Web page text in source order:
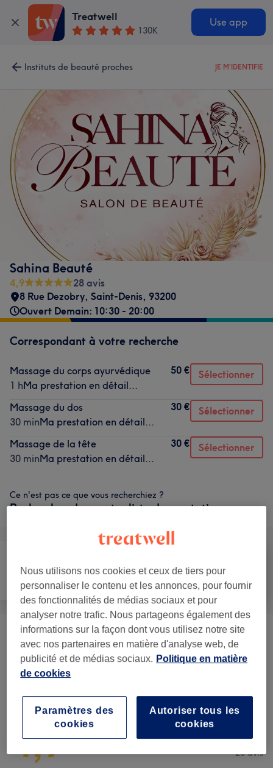
Treatwell
130K
Use app
Instituts de beauté proches JE M'IDENTIFIE
Sahina Beauté
4,9
28 avis
8 Rue Dezobry, Saint-Denis, 93200
Ouvert Demain: 10:30 - 20:00
Correspondant à votre recherche
Massage du corps ayurvédique
1 hMa prestation en détail...
50 € Sélectionner
Massage du dos
30 minMa prestation en détail...
30 € Sélectionner
Massage de la tête
30 minMa prestation en détail...
30 € Sélectionner
Ce n'est pas ce que vous recherchiez ?
Recherchez dans notre liste de prestations
Visage Massage
Massage ( 4) à partir de 30 €
4,9 28 avis
Nous utilisons nos cookies et ceux de tiers pour
personnaliser le contenu et les annonces, pour fournir
des fonctionnalités de médias sociaux et pour
analyser notre trafic. Nous partageons également des
informations sur la façon dont vous utilisez notre site
avec nos partenaires en matière d'analyse web, de
publicité et de médias sociaux. Politique en matière
de cookies
Autoriser tous les
cookies
Paramètres des
cookies